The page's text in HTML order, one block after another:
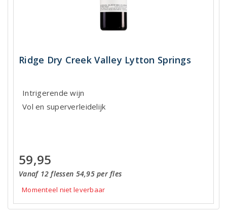
Ridge Dry Creek Valley Lytton Springs
Intrigerende wijn
Vol en superverleidelijk
59,95
Vanaf 12 flessen 54,95 per fles
Momenteel niet leverbaar